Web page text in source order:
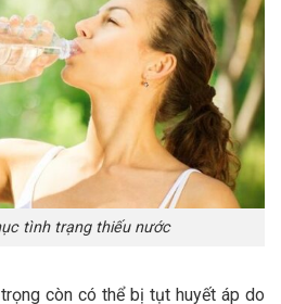
tình trạng thiếu nước
còn có thể bị tụt huyết áp do